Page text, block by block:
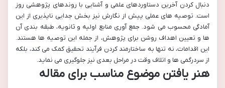
دنبال کردن آخرین دستاوردهای علمی و آشنایی با روندهای پژوهشی روز
است. توصیه های عملی پیش از نگارش نیز بخش جدایی ناپذیری از این
آمادگی محسوب می شود. جمع آوری منابع اولیه و ثانویه، طبقه بندی آن
ها و تعیین اهداف روشن برای پژوهش، از جمله این توصیه ها هستند.
این اقدامات، نه تنها به ساختارمند کردن فرآیند تحقیق کمک می کند، بلکه
از سردرگمی ها و اتلاف وقت در مراحل بعدی نیز جلوگیری می نماید.
هنر یافتن موضوع مناسب برای مقاله